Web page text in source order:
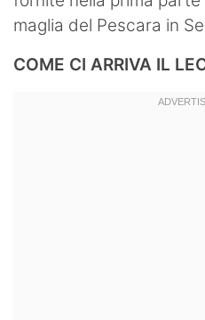
maglia del Pescara in
COME CI ARRIVA IL